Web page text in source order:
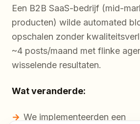
Een B2B SaaS-bedrijf (mid-
producten) wilde automated
opschalen zonder
~4 posts/maand met flinke
wisselende resultaten.
Wat veranderde:
We implementeerden een